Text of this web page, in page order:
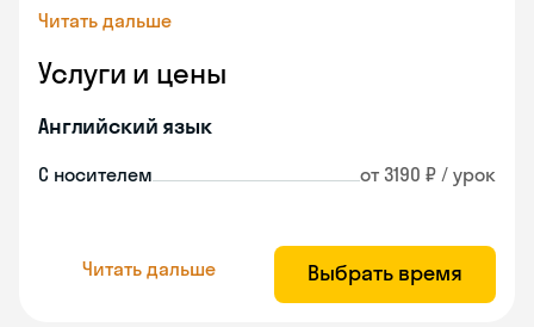
Читать дальше
Услуги и цены
Английский язык
С носителем от 3190 ₽ / урок
Читать дальше Выбрать время